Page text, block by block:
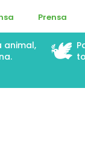
Prensa
animal,
🕊️